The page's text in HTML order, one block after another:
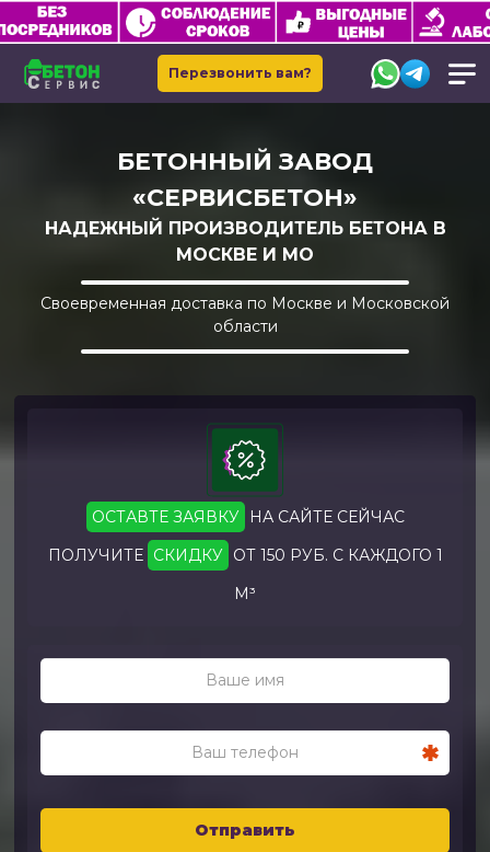
Перезвонить вам?
БЕТОННЫЙ ЗАВОД
«CЕРВИСБЕТОН»
НАДЕЖНЫЙ ПРОИЗВОДИТЕЛЬ БЕТОНА В
МОСКВЕ И МО
Своевременная доставка по Москве и Московской
области
ОСТАВТЕ ЗАЯВКУ
НА САЙТЕ СЕЙЧАС
ПОЛУЧИТЕ СКИДКУ ОТ 150 РУБ. С КАЖДОГО 1
М³
Отправить